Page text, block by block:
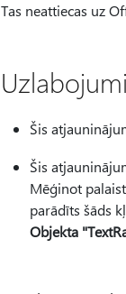
Tas neattiecas uz
Šis
Šis
Mēģinot
parādīts šāds
Objekta